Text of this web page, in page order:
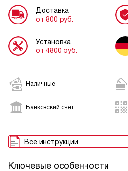
Доставка
от 800 руб.
Установка
от 4800 руб.
Наличные
Банковский счет
Все инструкции
Ключевые особенности